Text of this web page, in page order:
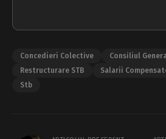
Concedieri Colective Consiliul
Restructurare STB
Salarii
Stb